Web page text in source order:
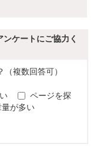
ケートにご協力く
複数回答可）
ページを探
量が多い